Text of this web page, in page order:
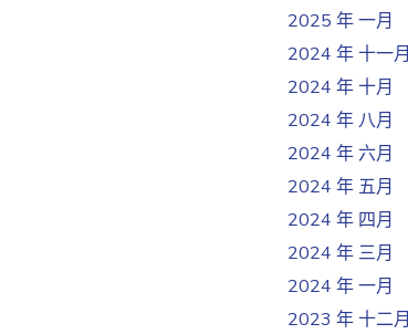
2025 年 一月
2024 年 十一月
2024 年 十月
2024 年 八月
2024 年 六月
2024 年 五月
2024 年 四月
2024 年 三月
2024 年 一月
2023 年 十二月